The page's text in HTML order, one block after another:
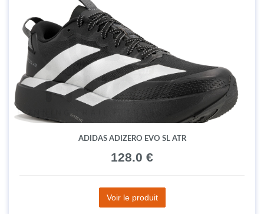
ADIDAS ADIZERO EVO SL ATR
128.0 €
Voir le produit